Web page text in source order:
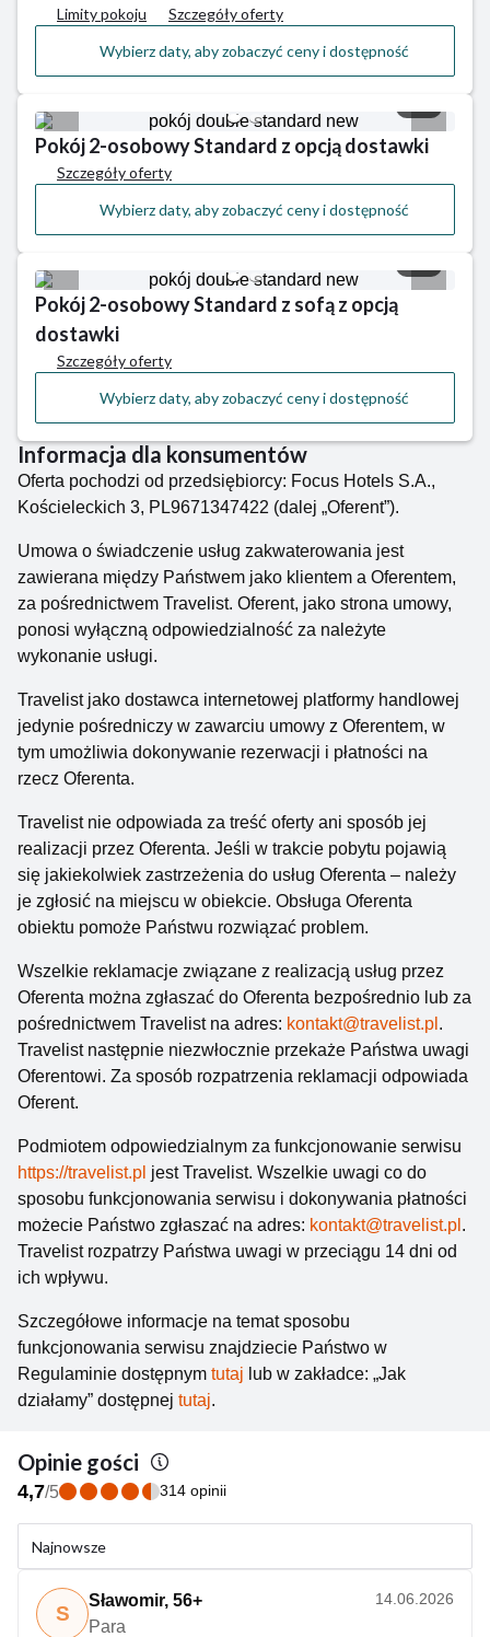
Limity pokoju
Szczegóły oferty
Wybierz daty, aby zobaczyć ceny i dostępność
Pokój 2-osobowy Standard z opcją dostawki
Szczegóły oferty
Wybierz daty, aby zobaczyć ceny i dostępność
Pokój 2-osobowy Standard z sofą z opcją
dostawki
Szczegóły oferty
Wybierz daty, aby zobaczyć ceny i dostępność
Informacja dla konsumentów
Oferta pochodzi od przedsiębiorcy: Focus Hotels S.A.,
Kościeleckich 3, PL9671347422 (dalej „Oferent”).
Umowa o świadczenie usług zakwaterowania jest
zawierana między Państwem jako klientem a Oferentem,
za pośrednictwem Travelist. Oferent, jako strona umowy,
ponosi wyłączną odpowiedzialność za należyte
wykonanie usługi.
Travelist jako dostawca internetowej platformy handlowej
jedynie pośredniczy w zawarciu umowy z Oferentem, w
tym umożliwia dokonywanie rezerwacji i płatności na
rzecz Oferenta.
Travelist nie odpowiada za treść oferty ani sposób jej
realizacji przez Oferenta. Jeśli w trakcie pobytu pojawią
się jakiekolwiek zastrzeżenia do usług Oferenta – należy
je zgłosić na miejscu w obiekcie. Obsługa Oferenta
obiektu pomoże Państwu rozwiązać problem.
Wszelkie reklamacje związane z realizacją usług przez
Oferenta można zgłaszać do Oferenta bezpośrednio lub za
pośrednictwem Travelist na adres: kontakt@travelist.pl .
Travelist następnie niezwłocznie przekaże Państwa uwagi
Oferentowi. Za sposób rozpatrzenia reklamacji odpowiada
Oferent.
Podmiotem odpowiedzialnym za funkcjonowanie serwisu
https://travelist.pl jest Travelist. Wszelkie uwagi co do
sposobu funkcjonowania serwisu i dokonywania płatności
możecie Państwo zgłaszać na adres: kontakt@travelist.pl .
Travelist rozpatrzy Państwa uwagi w przeciągu 14 dni od
ich wpływu.
Szczegółowe informacje na temat sposobu
funkcjonowania serwisu znajdziecie Państwo w
Regulaminie dostępnym tutaj lub w zakładce: „Jak
działamy” dostępnej tutaj.
Opinie gości
4,7/5 314 opinii
Najnowsze
S
Sławomir, 56+
Para
14.06.2026